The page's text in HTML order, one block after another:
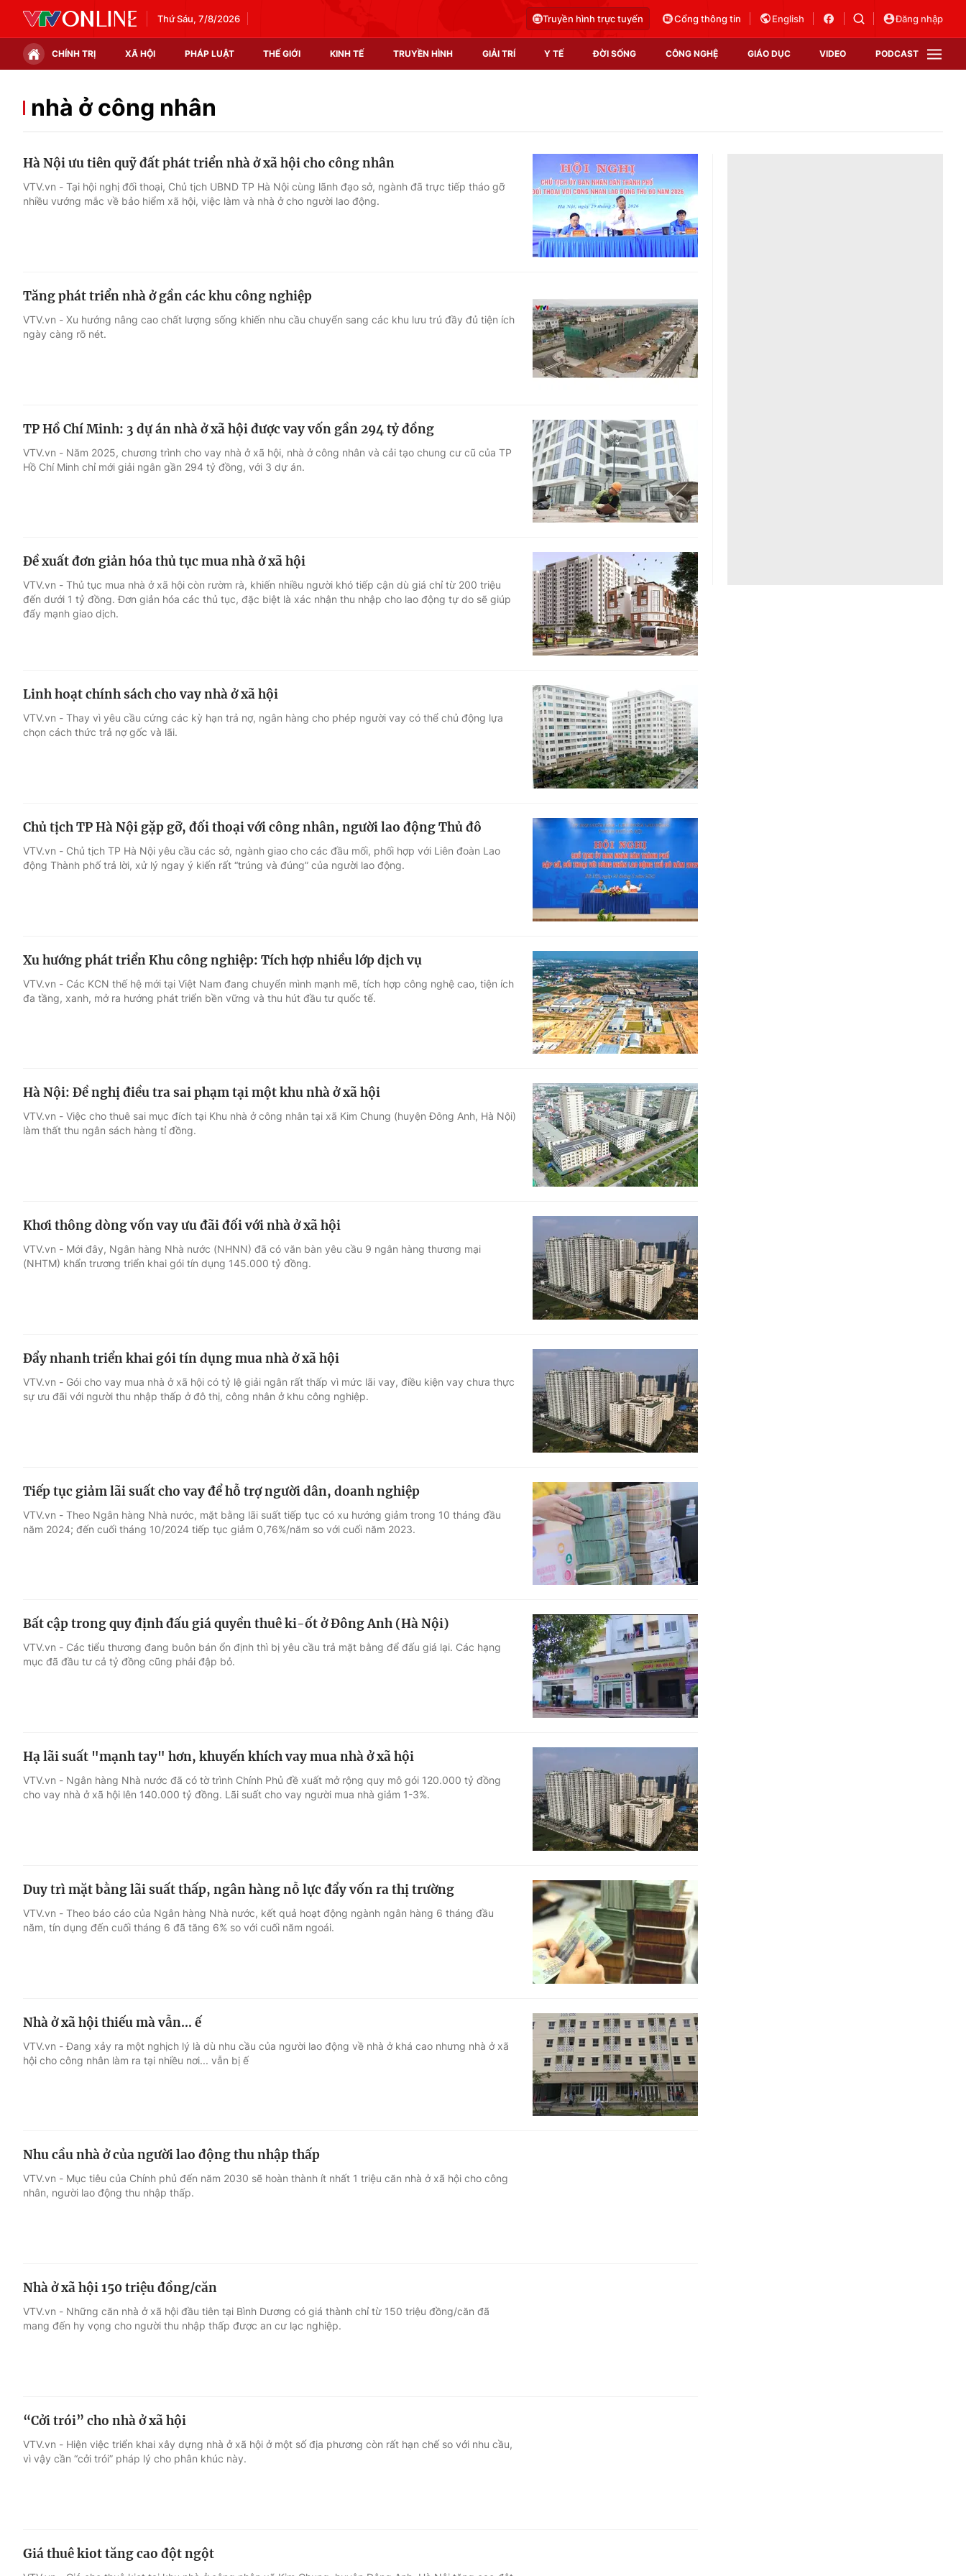
Thứ Sáu, 7/8/2026 Truyền hình trực tuyến Cổng thông tin English Đăng nhập
CHÍNH TRỊ XÃ HỘI PHÁP LUẬT THẾ GIỚI KINH TẾ TRUYỀN HÌNH GIẢI TRÍ Y TẾ ĐỜI SỐNG CÔNG NGHỆ GIÁO DỤC VIDEO PODCAST
Chính trị
Thế giới đó đây
Thị trường
Hậu trường
Video
Shorts video
Podcast
EMagazine
Infographic
Góc ảnh
Điện ảnh
Âm nhạc
Sao
Du lịch
Làm đẹp
Chất lượng cuộc sống
Tuyển sinh
Học trực tuyến
Hitech Công nghệ tương lai
Sản phẩm
Thị trường
Tư vấn
VTV Sức khoẻ
nhà ở công nhân
Hà Nội ưu tiên quỹ đất phát triển nhà ở xã hội cho công nhân
VTV.vn - Tại hội nghị đối thoại, Chủ tịch UBND TP Hà Nội cùng lãnh đạo sở, ngành đã trực tiếp tháo gỡ
nhiều vướng mắc về bảo hiểm xã hội, việc làm và nhà ở cho người lao động.
Tăng phát triển nhà ở gần các khu công nghiệp
VTV.vn - Xu hướng nâng cao chất lượng sống khiến nhu cầu chuyển sang các khu lưu trú đầy đủ tiện ích
ngày càng rõ nét.
TP Hồ Chí Minh: 3 dự án nhà ở xã hội được vay vốn gần 294 tỷ đồng
VTV.vn - Năm 2025, chương trình cho vay nhà ở xã hội, nhà ở công nhân và cải tạo chung cư cũ của TP
Hồ Chí Minh chỉ mới giải ngân gần 294 tỷ đồng, với 3 dự án.
Đề xuất đơn giản hóa thủ tục mua nhà ở xã hội
VTV.vn - Thủ tục mua nhà ở xã hội còn rườm rà, khiến nhiều người khó tiếp cận dù giá chỉ từ 200 triệu
đến dưới 1 tỷ đồng. Đơn giản hóa các thủ tục, đặc biệt là xác nhận thu nhập cho lao động tự do sẽ giúp
đẩy mạnh giao dịch.
Linh hoạt chính sách cho vay nhà ở xã hội
VTV.vn - Thay vì yêu cầu cứng các kỳ hạn trả nợ, ngân hàng cho phép người vay có thể chủ động lựa
chọn cách thức trả nợ gốc và lãi.
Chủ tịch TP Hà Nội gặp gỡ, đối thoại với công nhân, người lao động Thủ đô
VTV.vn - Chủ tịch TP Hà Nội yêu cầu các sở, ngành giao cho các đầu mối, phối hợp với Liên đoàn Lao
động Thành phố trả lời, xử lý ngay ý kiến rất “trúng và đúng” của người lao động.
Xu hướng phát triển Khu công nghiệp: Tích hợp nhiều lớp dịch vụ
VTV.vn - Các KCN thế hệ mới tại Việt Nam đang chuyển mình mạnh mẽ, tích hợp công nghệ cao, tiện ích
đa tầng, xanh, mở ra hướng phát triển bền vững và thu hút đầu tư quốc tế.
Hà Nội: Đề nghị điều tra sai phạm tại một khu nhà ở xã hội
VTV.vn - Việc cho thuê sai mục đích tại Khu nhà ở công nhân tại xã Kim Chung (huyện Đông Anh, Hà Nội)
làm thất thu ngân sách hàng tỉ đồng.
Khơi thông dòng vốn vay ưu đãi đối với nhà ở xã hội
VTV.vn - Mới đây, Ngân hàng Nhà nước (NHNN) đã có văn bàn yêu cầu 9 ngân hàng thương mại
(NHTM) khẩn trương triển khai gói tín dụng 145.000 tỷ đồng.
Đẩy nhanh triển khai gói tín dụng mua nhà ở xã hội
VTV.vn - Gói cho vay mua nhà ở xã hội có tỷ lệ giải ngân rất thấp vì mức lãi vay, điều kiện vay chưa thực
sự ưu đãi với người thu nhập thấp ở đô thị, công nhân ở khu công nghiệp.
Tiếp tục giảm lãi suất cho vay để hỗ trợ người dân, doanh nghiệp
VTV.vn - Theo Ngân hàng Nhà nước, mặt bằng lãi suất tiếp tục có xu hướng giảm trong 10 tháng đầu
năm 2024; đến cuối tháng 10/2024 tiếp tục giảm 0,76%/năm so với cuối năm 2023.
Bất cập trong quy định đấu giá quyền thuê ki-ốt ở Đông Anh (Hà Nội)
VTV.vn - Các tiểu thương đang buôn bán ổn định thì bị yêu cầu trả mặt bằng để đấu giá lại. Các hạng
mục đã đầu tư cả tỷ đồng cũng phải đập bỏ.
Hạ lãi suất "mạnh tay" hơn, khuyến khích vay mua nhà ở xã hội
VTV.vn - Ngân hàng Nhà nước đã có tờ trình Chính Phủ đề xuất mở rộng quy mô gói 120.000 tỷ đồng
cho vay nhà ở xã hội lên 140.000 tỷ đồng. Lãi suất cho vay người mua nhà giảm 1-3%.
Duy trì mặt bằng lãi suất thấp, ngân hàng nỗ lực đẩy vốn ra thị trường
VTV.vn - Theo báo cáo của Ngân hàng Nhà nước, kết quả hoạt động ngành ngân hàng 6 tháng đầu
năm, tín dụng đến cuối tháng 6 đã tăng 6% so với cuối năm ngoái.
Nhà ở xã hội thiếu mà vẫn... ế
VTV.vn - Đang xảy ra một nghịch lý là dù nhu cầu của người lao động về nhà ở khá cao nhưng nhà ở xã
hội cho công nhân làm ra tại nhiều nơi... vẫn bị ế
Nhu cầu nhà ở của người lao động thu nhập thấp
VTV.vn - Mục tiêu của Chính phủ đến năm 2030 sẽ hoàn thành ít nhất 1 triệu căn nhà ở xã hội cho công
nhân, người lao động thu nhập thấp.
Nhà ở xã hội 150 triệu đồng/căn
VTV.vn - Những căn nhà ở xã hội đầu tiên tại Bình Dương có giá thành chỉ từ 150 triệu đồng/căn đã
mang đến hy vọng cho người thu nhập thấp được an cư lạc nghiệp.
“Cởi trói” cho nhà ở xã hội
VTV.vn - Hiện việc triển khai xây dựng nhà ở xã hội ở một số địa phương còn rất hạn chế so với nhu cầu,
vì vậy cần “cởi trói” pháp lý cho phân khúc này.
Giá thuê kiot tăng cao đột ngột